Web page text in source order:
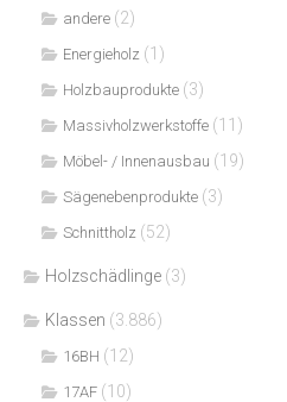
andere (2)
Energieholz (1)
Holzbauprodukte (3)
Massivholzwerkstoffe (11)
Möbel- / Innenausbau (19)
Sägenebenprodukte (3)
Schnittholz (52)
Holzschädlinge (3)
Klassen (3.886)
16BH (12)
17AF (10)